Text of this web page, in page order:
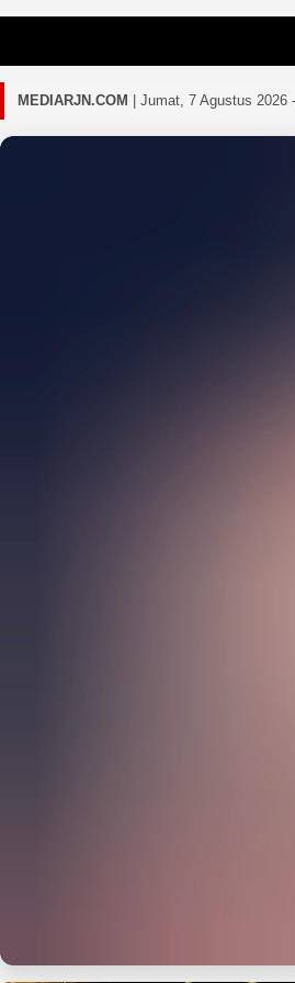
MEDIARJN.COM Jumat, 7 Agustus 2026